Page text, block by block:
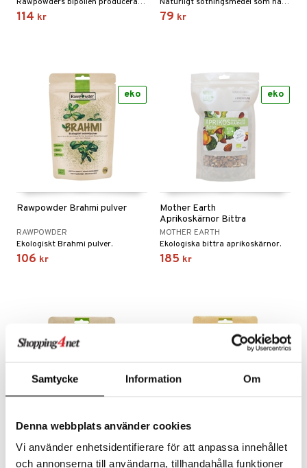
Samtycke Information Om
Denna webbplats använder cookies
Vi använder enhetsidentifierare för att anpassa innehållet
och annonserna till användarna, tillhandahålla funktioner
114 kr 79 kr
Rawpowder Brahmi pulver
RAWPOWDER
Ekologiskt Brahmi pulver.
106 kr
eko
Mother Earth
Aprikoskärnor Bittra
MOTHER EARTH
Ekologiska bittra aprikoskärnor.
185 kr
eko
Rawpowder Röd Maca Rawpowder Gurkmeja EKO
eko